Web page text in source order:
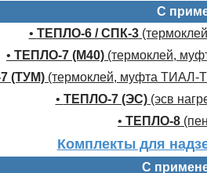
С
• ТЕПЛО-6 / СПК-3
• ТЕПЛО-7 (М40) (термоклей,
(ТУМ) (термоклей, муфта ТИАЛ-
• ТЕПЛО-7 (ЭС)(эсв
• ТЕПЛО-8
Комплекты для
С